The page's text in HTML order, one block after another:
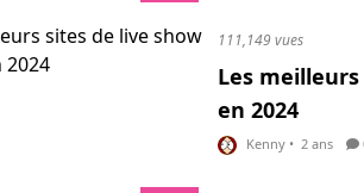
111,149 vues
Les
en 2024
Kenny • 2 ans